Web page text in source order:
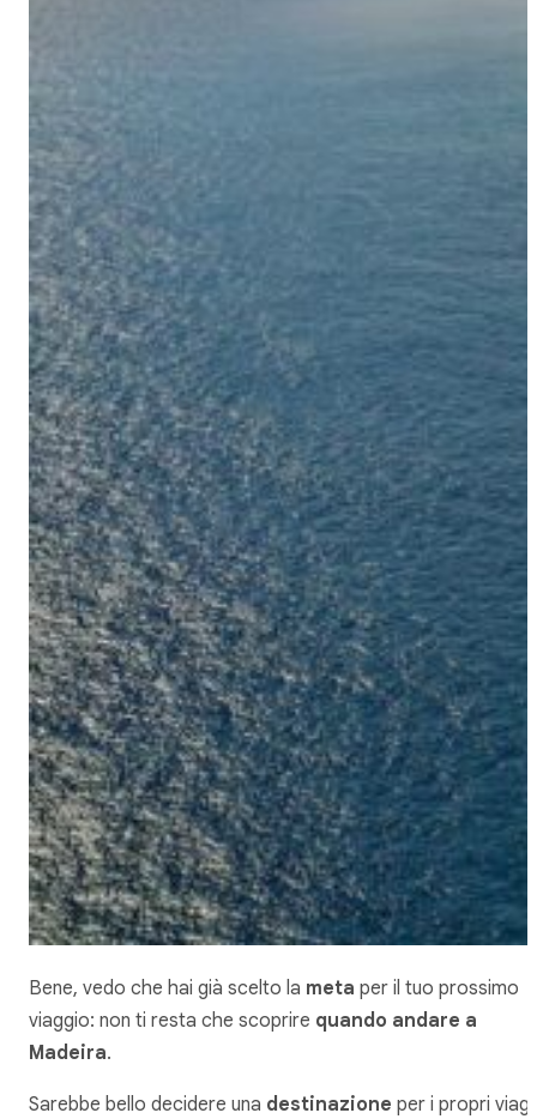
Bene, vedo che hai già scelto la meta per il tuo prossimo
viaggio: non ti resta che scoprire quando andare a
Madeira.
Sarebbe bello decidere una destinazione per i propri